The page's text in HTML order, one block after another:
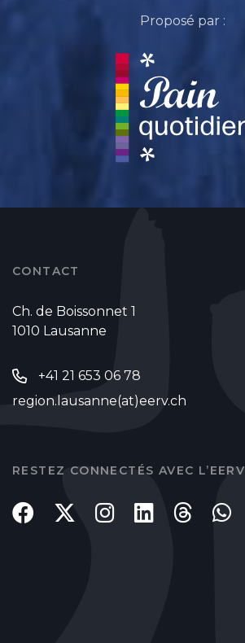
Proposé par :
CONTACT
Ch. de Boissonnet 1
1010 Lausanne
+41 21 653 06 78
region.lausanne(at)eerv.ch
RESTEZ CONNECTÉS AVEC L’EERV